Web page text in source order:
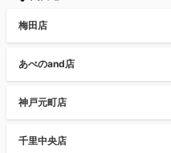
梅田店
あべのand店
神戸元町店
千里中央店